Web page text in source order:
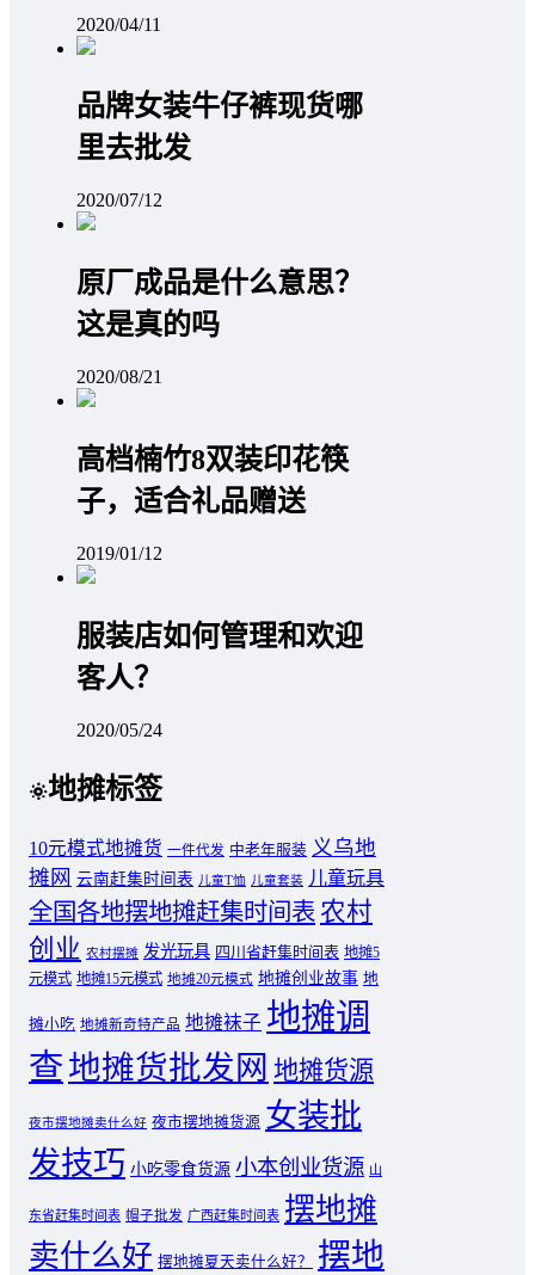
2020/04/11
品牌女装牛仔裤现货哪
里去批发
2020/07/12
原厂成品是什么意思？
这是真的吗
2020/08/21
高档楠竹8双装印花筷
子，适合礼品赠送
2019/01/12
服装店如何管理和欢迎
客人？
2020/05/24
地摊标签
10元模式地摊货 一件代发 中老年服装 义乌地
摊网 云南赶集时间表 儿童T恤 儿童套装 儿童玩具
全国各地摆地摊赶集时间表 农村
创业 农村摆摊 发光玩具 四川省赶集时间表 地摊5
元模式 地摊15元模式 地摊20元模式 地摊创业故事 地
摊小吃 地摊新奇特产品 地摊袜子 地摊调
查地摊货批发网 地摊货源
夜市摆地摊卖什么好 夜市摆地摊货源 女装批
发技巧 小吃零食货源 小本创业货源 山
东省赶集时间表 帽子批发 广西赶集时间表 摆地摊
卖什么好 摆地摊夏天卖什么好？
摆地